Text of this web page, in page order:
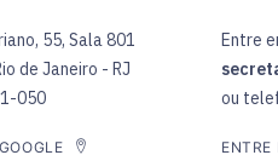
55, Sala 801
de Janeiro - RJ
050
Entre
ou
ENTRE